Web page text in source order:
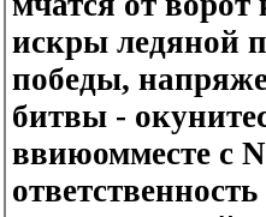
искры ледяной
победы,
битвы -
ввиюомместе с